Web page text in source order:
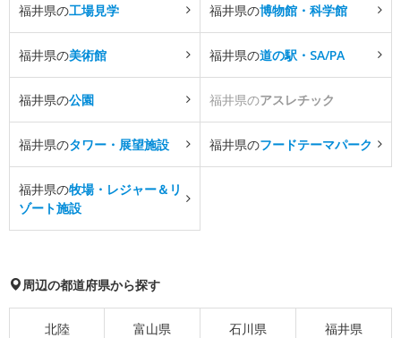
福井県の工場見学 福井県の博物館・科学館
福井県の美術館 福井県の道の駅・SA/PA
福井県の公園 福井県のアスレチック
福井県のタワー・展望施設 福井県のフードテーマパーク
福井県の牧場・レジャー＆リ
ゾート施設
周辺の都道府県から探す
北陸 富山県 石川県 福井県